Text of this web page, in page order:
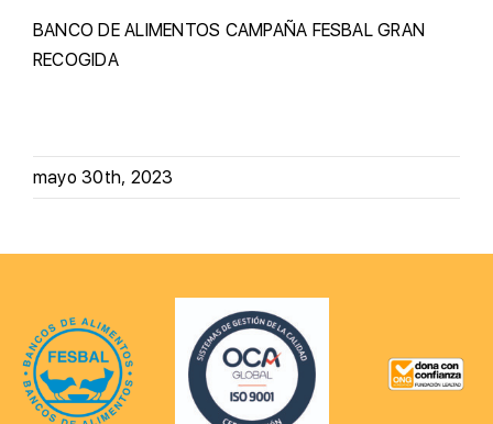
BANCO DE ALIMENTOS CAMPAÑA FESBAL GRAN
RECOGIDA
mayo 30th, 2023